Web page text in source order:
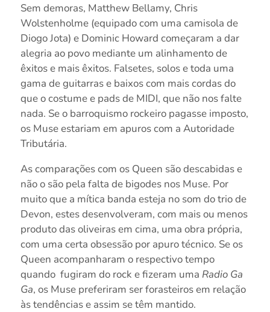
Sem demoras, Matthew Bellamy, Chris
Wolstenholme (equipado com uma camisola de
Diogo Jota) e Dominic Howard começaram a dar
alegria ao povo mediante um alinhamento de
êxitos e mais êxitos. Falsetes, solos e toda uma
gama de guitarras e baixos com mais cordas do
que o costume e pads de MIDI, que não nos falte
nada. Se o barroquismo rockeiro pagasse imposto,
os Muse estariam em apuros com a Autoridade
Tributária.
As comparações com os Queen são descabidas e
não o são pela falta de bigodes nos Muse. Por
muito que a mítica banda esteja no som do trio de
Devon, estes desenvolveram, com mais ou menos
produto das oliveiras em cima, uma obra própria,
com uma certa obsessão por apuro técnico. Se os
Queen acompanharam o respectivo tempo
quando fugiram do rock e fizeram uma Radio Ga
Ga, os Muse preferiram ser forasteiros em relação
às tendências e assim se têm mantido.